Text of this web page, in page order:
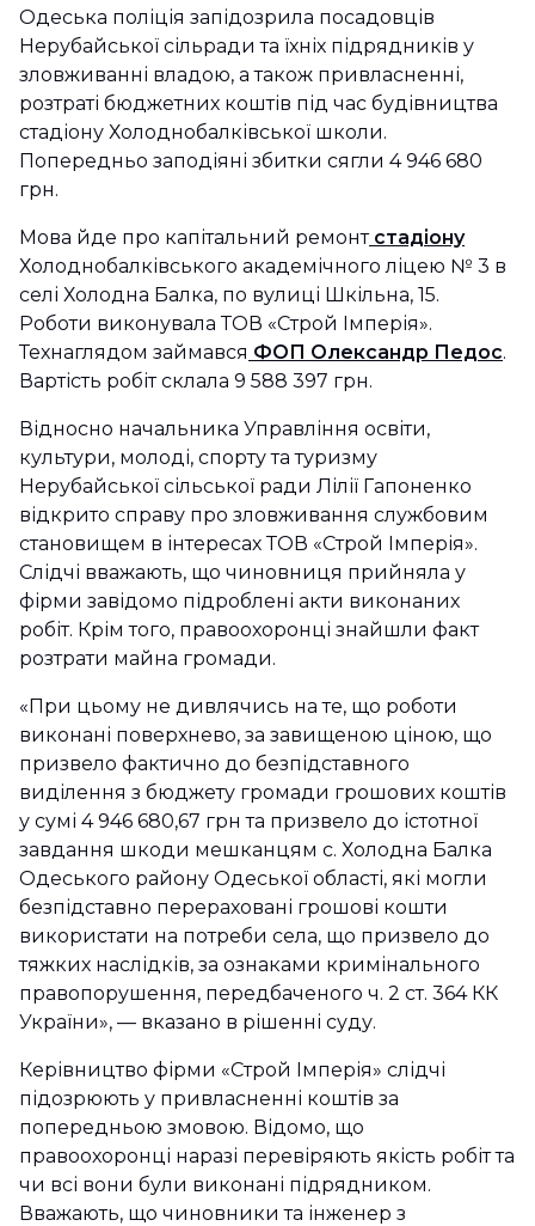
Одеська поліція запідозрила посадовців
Нерубайської сільради та їхніх підрядників у
зловживанні владою, а також привласненні,
розтраті бюджетних коштів під час будівництва
стадіону Холоднобалківської школи.
Попередньо заподіяні збитки сягли 4 946 680
грн.
Мова йде про капітальний ремонтстадіону
Холоднобалківського академічного ліцею № 3 в
селі Холодна Балка, по вулиці Шкільна, 15.
Роботи виконувала ТОВ «Строй Імперія».
Технаглядом займався ФОП Олександр Педос.
Вартість робіт склала 9 588 397 грн.
Відносно начальника Управління освіти,
культури, молоді, спорту та туризму
Нерубайської сільської ради Лілії Гапоненко
відкрито справу про зловживання службовим
становищем в інтересах ТОВ «Строй Імперія».
Слідчі вважають, що чиновниця прийняла у
фірми завідомо підроблені акти виконаних
робіт. Крім того, правоохоронці знайшли факт
розтрати майна громади.
«При цьому не дивлячись на те, що роботи
виконані поверхнево, за завищеною ціною, що
призвело фактично до безпідставного
виділення з бюджету громади грошових коштів
у сумі 4 946 680,67 грн та призвело до істотної
завдання шкоди мешканцям с. Холодна Балка
Одеського району Одеської області, які могли
безпідставно перераховані грошові кошти
використати на потреби села, що призвело до
тяжких наслідків, за ознаками кримінального
правопорушення, передбаченого ч. 2 ст. 364 КК
України», — вказано в рішенні суду.
Керівництво фірми «Строй Імперія» слідчі
підозрюють у привласненні коштів за
попередньою змовою. Відомо, що
правоохоронці наразі перевіряють якість робіт та
чи всі вони були виконані підрядником.
Вважають, що чиновники та інженер з